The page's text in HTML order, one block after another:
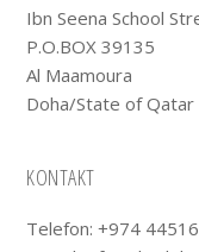
Ibn Seena School
P.O.BOX 39135
Al Maamoura
Doha/State of Qatar
KONTAKT
Telefon: +974